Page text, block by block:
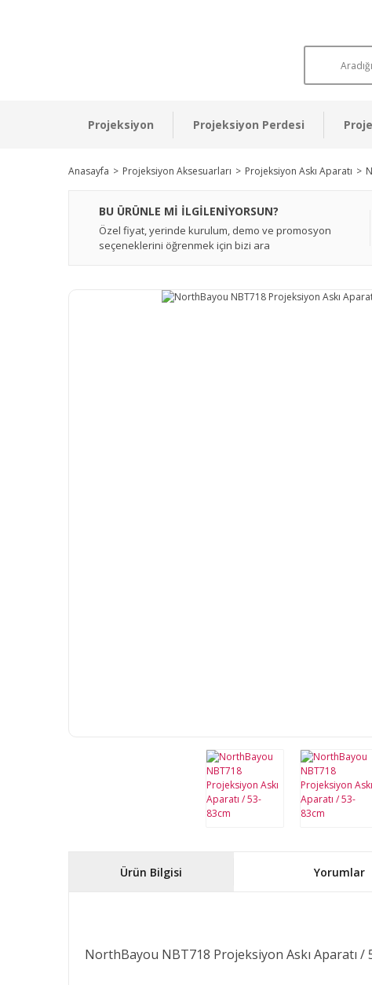
Projeksiyon Projeksiyon Perdesi
Anasayfa Projeksiyon Aksesuarları Projeksiyon Askı Aparatı
BU ÜRÜNLE Mİ İLGİLENİYORSUN?
Özel fiyat, yerinde kurulum, demo ve promosyon
seçeneklerini öğrenmek için bizi ara
Ürün Bilgisi Yorumlar
NorthBayou NBT718 Projeksiyon Askı Aparatı /